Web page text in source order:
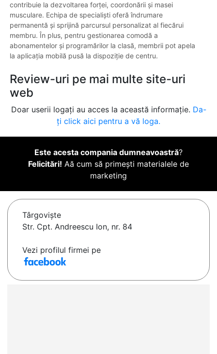
contribuie la dezvoltarea forței, coordonării și masei
musculare. Echipa de specialiști oferă îndrumare
permanentă și sprijină parcursul personalizat al fiecărui
membru. În plus, pentru gestionarea comodă a
abonamentelor și programărilor la clasă, membrii pot apela
la aplicația mobilă pusă la dispoziție de centru.
Review-uri pe mai multe site-uri
web
Doar userii logați au acces la această informație. Da-
ți click aici pentru a vă loga.
Este acesta compania dumneavoastră?
Felicitări! Aă cum să primești materialele de
marketing
Târgovişte
Str. Cpt. Andreescu Ion, nr. 84
Vezi profilul firmei pe